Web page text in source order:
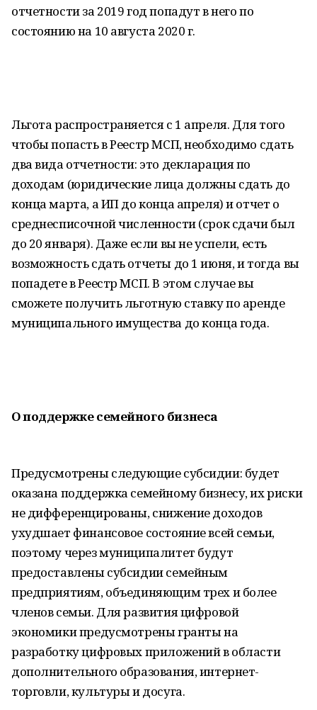
отчетности за 2019 год попадут в него по
состоянию на 10 августа 2020 г.
Льгота распространяется с 1 апреля. Для того
чтобы попасть в Реестр МСП, необходимо сдать
два вида отчетности: это декларация по
доходам (юридические лица должны сдать до
конца марта, а ИП до конца апреля) и отчет о
среднесписочной численности (срок сдачи был
до 20 января). Даже если вы не успели, есть
возможность сдать отчеты до 1 июня, и тогда вы
попадете в Реестр МСП. В этом случае вы
сможете получить льготную ставку по аренде
муниципального имущества до конца года.
О поддержке семейного бизнеса
Предусмотрены следующие субсидии: будет
оказана поддержка семейному бизнесу, их риски
не дифференцированы, снижение доходов
ухудшает финансовое состояние всей семьи,
поэтому через муниципалитет будут
предоставлены субсидии семейным
предприятиям, объединяющим трех и более
членов семьи. Для развития цифровой
экономики предусмотрены гранты на
разработку цифровых приложений в области
дополнительного образования, интернет-
торговли, культуры и досуга.